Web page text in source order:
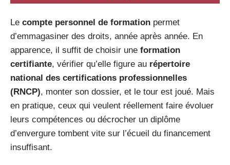
Le compte personnel de formation permet
d’emmagasiner des droits, année après année. En
apparence, il suffit de choisir une formation
certifiante, vérifier qu’elle figure au répertoire
national des certifications professionnelles
(RNCP), monter son dossier, et le tour est joué. Mais
en pratique, ceux qui veulent réellement faire évoluer
leurs compétences ou décrocher un diplôme
d’envergure tombent vite sur l’écueil du financement
insuffisant.